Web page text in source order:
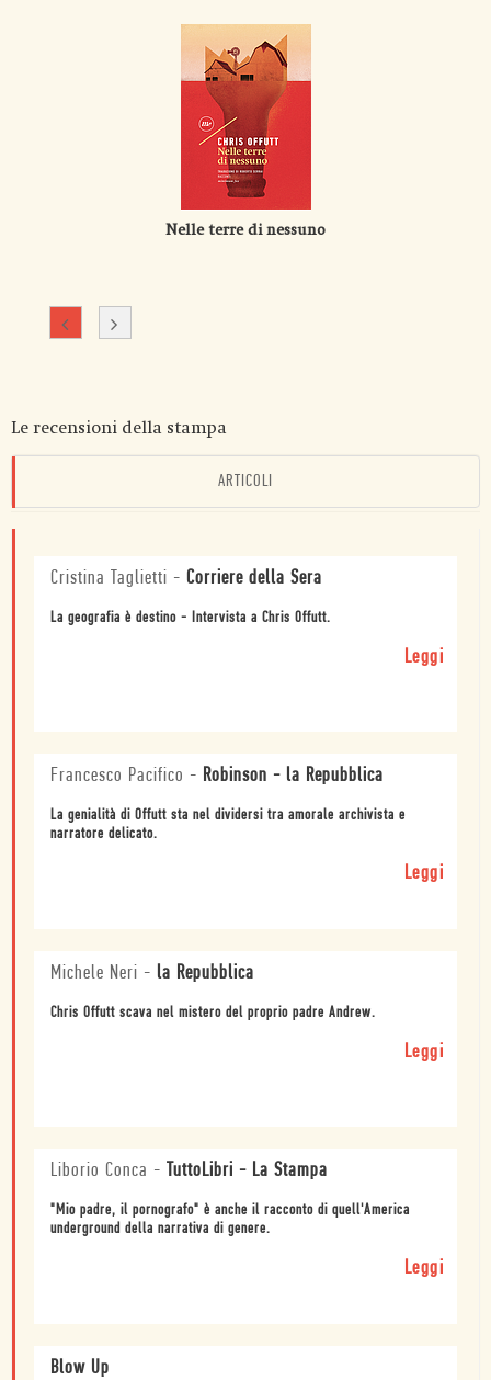
Nelle terre di nessuno
Le recensioni della stampa
ARTICOLI
Cristina Taglietti - Corriere della Sera
La geografia è destino - Intervista a Chris Offutt.
Leggi
Francesco Pacifico - Robinson - la Repubblica
La genialità di Offutt sta nel dividersi tra amorale archivista e
narratore delicato.
Leggi
Michele Neri - la Repubblica
Chris Offutt scava nel mistero del proprio padre Andrew.
Leggi
Liborio Conca - TuttoLibri - La Stampa
"Mio padre, il pornografo" è anche il racconto di quell'America
underground della narrativa di genere.
Leggi
Blow Up